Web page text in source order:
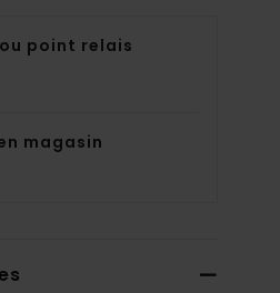
point relais
magasin